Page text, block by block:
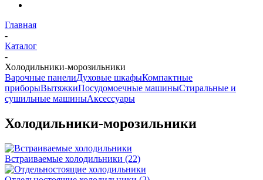
Главная
-
Каталог
-
Холодильники-морозильники
Варочные панелиДуховые шкафыКомпактные
приборыВытяжкиПосудомоечные машиныСтиральные и
сушильные машиныАксессуары
Холодильники-морозильники
Встраиваемые холодильники (22)